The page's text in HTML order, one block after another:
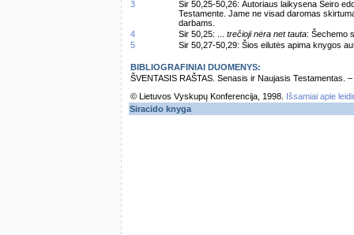
3
Sir 50,25-50,26: Autoriaus laikysena Seiro
Testamente. Jame ne visad daromas
darbams.
4
Sir 50,25: ... trečioji nėra net tauta: Šechemo
5
Sir 50,27-50,29: Šios eilutės apima knygos
BIBLIOGRAFINIAI DUOMENYS:
ŠVENTASIS RAŠTAS. Senasis ir Naujasis Testamentas.
© Lietuvos Vyskupų Konferencija, 1998.
Išsamiai apie
Siracido knyga